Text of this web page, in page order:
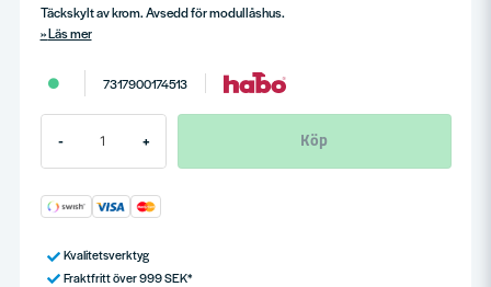
Täckskylt av krom. Avsedd för modullåshus.
Läs mer
7317900174513
- + Köp
Kvalitetsverktyg
Fraktfritt över 999 SEK*